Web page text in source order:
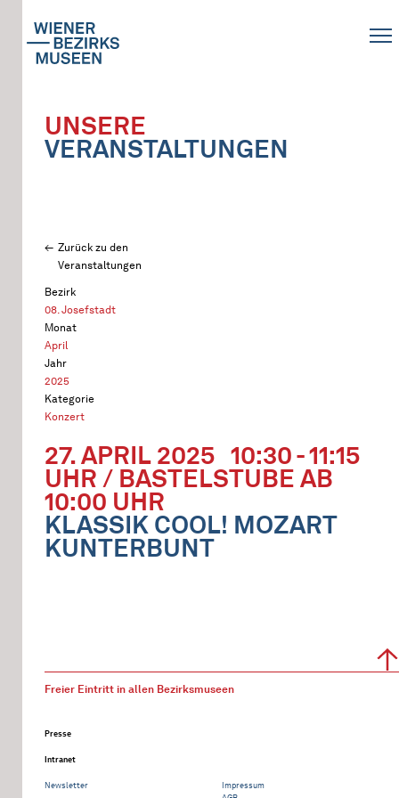
UNSERE
VERANSTALTUNGEN
Zurück zu den
Veranstaltungen
Bezirk
08. Josefstadt
Monat
April
Jahr
2025
Kategorie
Konzert
27. APRIL 2025 10:30 - 11:15
UHR / BASTELSTUBE AB
10:00 UHR
KLASSIK COOL! MOZART
KUNTERBUNT
Freier Eintritt in allen Bezirksmuseen
Presse
Intranet
Newsletter
Impressum